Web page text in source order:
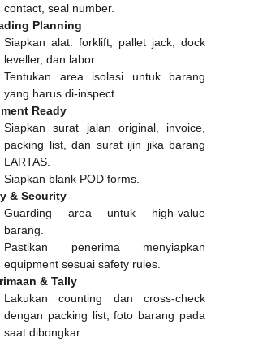
contact, seal number.
Planning
Siapkan alat: forklift, pallet jack, dock
leveller, dan labor.
Tentukan area isolasi untuk barang
yang harus di-inspect.
Ready
Siapkan surat jalan original, invoice,
packing list, dan surat ijin jika barang
LARTAS.
Siapkan blank POD forms.
& Security
Guarding area untuk high-value
barang.
Pastikan penerima menyiapkan
equipment sesuai safety rules.
& Tally
Lakukan counting dan cross-check
dengan packing list; foto barang pada
saat dibongkar.